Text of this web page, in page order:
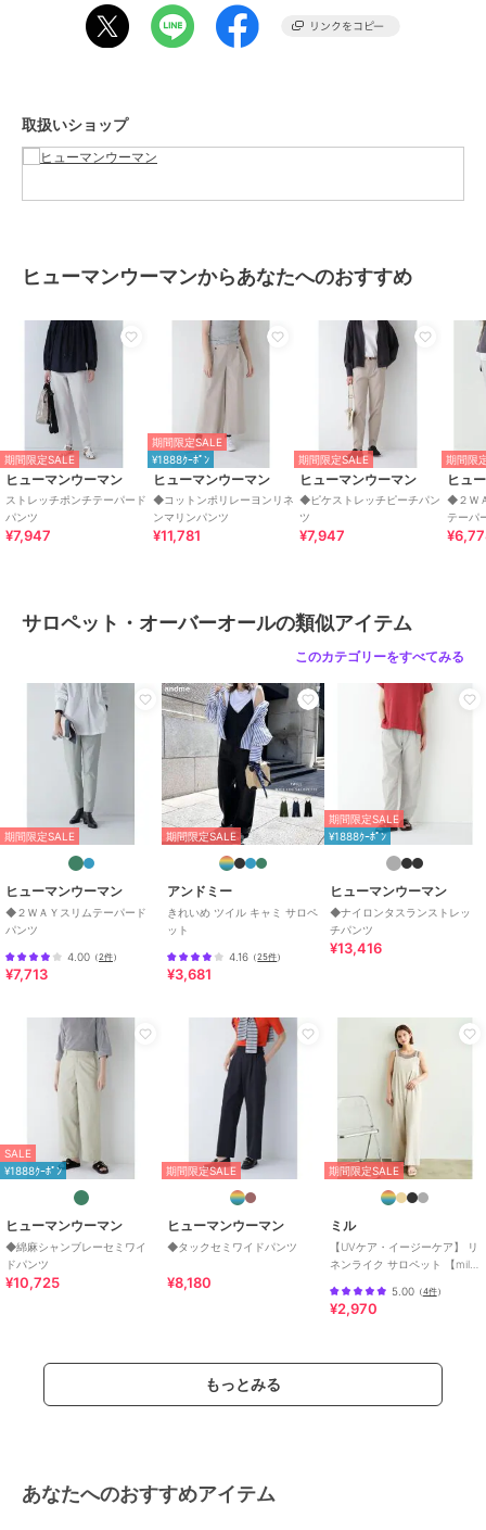
ショップ ヒューマンウーマン
商品カテゴリ オールインワン・サロペット
サイズ Ｓ,Ｍ,Ｌ
地）ポリエステル 100%
お手入れ
手洗い 漂白× アイロン110℃ ドラ
イ弱い タンブル乾燥× 吊り干し ウ
ェット非常に弱い
特徴
オールインワン・サロペット
ポリエステル素材
レーヨン素材
/無地/テーパード /ミッドラ
イズ
サロペット・オーバーオール
原産国 中国製
取扱いショップ
ヒューマンウーマンからあなたへのおすすめ
期間限定SALE
ヒューマンウーマン
ストレッチポンチテーパード
パンツ
¥7,947
期間限定SALE
¥1888ｸｰﾎﾟﾝ
ヒューマンウーマン
◆コットンポリレーヨンリネ
ンマリンパンツ
¥11,781
期間限定SALE
ヒューマンウーマン
◆ピケストレッチピーチパン
ツ
¥7,947
期間限
ヒュ
◆２Ｗ
テーパ
サロペット・オーバーオールの類似アイテム
このカテゴリーをすべてみる
期間限定SALE
ヒューマンウーマン
◆２ＷＡＹスリムテーパード
パンツ
4.00 （2件）
¥7,713
期間限定SALE
アンドミー
きれいめ ツイル キャミ サロペ
ット
4.16 （25件）
¥3,681
期間限定SALE
¥1888ｸｰﾎﾟﾝ
ヒューマンウーマン
◆ナイロンタスランストレッ
チパンツ
¥13,416
SALE
¥1888ｸｰﾎﾟﾝ
ヒューマンウーマン
◆綿麻シャンブレーセミワイ
ドパンツ
¥10,725
期間限定SALE
ヒューマンウーマン
◆タックセミワイドパンツ
¥8,180
期間限定SALE
ミル
【UVケア・イージーケア】 リ
ネンライク サロペット 【mil/
5.00（4件）
¥2,970
もっとみる
あなたへのおすすめアイテム